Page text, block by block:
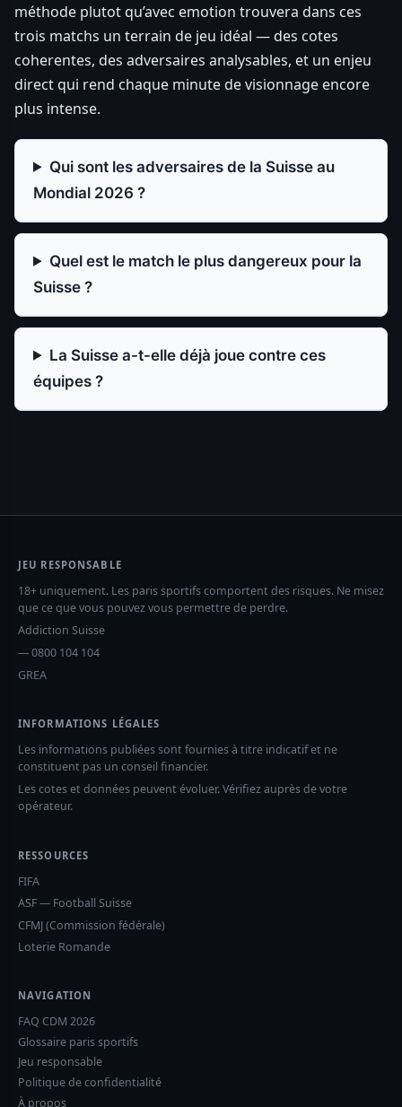
méthode plutot qu’avec emotion trouvera dans ces
trois matchs un terrain de jeu idéal — des cotes
coherentes, des adversaires analysables, et un enjeu
direct qui rend chaque minute de visionnage encore
plus intense.
Qui sont les adversaires de la Suisse au
Mondial 2026 ?
Quel est le match le plus dangereux pour la
Suisse ?
La Suisse a-t-elle déjà joue contre ces
équipes ?
JEU RESPONSABLE
18+ uniquement. Les paris sportifs comportent des risques. Ne misez
que ce que vous pouvez vous permettre de perdre.
Addiction Suisse
— 0800 104 104
GREA
INFORMATIONS LÉGALES
Les informations publiées sont fournies à titre indicatif et ne
constituent pas un conseil financier.
Les cotes et données peuvent évoluer. Vérifiez auprès de votre
opérateur.
RESSOURCES
FIFA
ASF — Football Suisse
CFMJ (Commission fédérale)
Loterie Romande
NAVIGATION
FAQ CDM 2026
Glossaire paris sportifs
Jeu responsable
Politique de confidentialité
À propos